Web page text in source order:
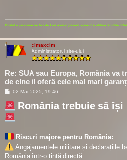
Prostul e persoana care face de 2 ori aceeasi greseala sperand sa obtina rezultate
cimaxcim
Administratorul site-ului
Re: SUA sau Europa, România va
de cine îi oferă cele mai mari
M
s
a
j
02 Mar 2025, 19:46
România trebuie să își
Riscuri majore pentru România:
Angajamentele militare și declarațiile
România într-o țintă directă.